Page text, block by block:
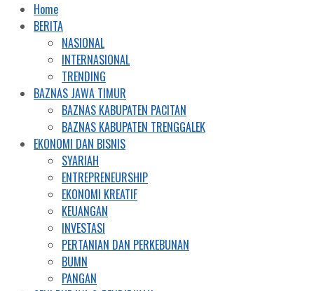
Home
BERITA
NASIONAL
INTERNASIONAL
TRENDING
BAZNAS JAWA TIMUR
BAZNAS KABUPATEN PACITAN
BAZNAS KABUPATEN TRENGGALEK
EKONOMI DAN BISNIS
SYARIAH
ENTREPRENEURSHIP
EKONOMI KREATIF
KEUANGAN
INVESTASI
PERTANIAN DAN PERKEBUNAN
BUMN
PANGAN